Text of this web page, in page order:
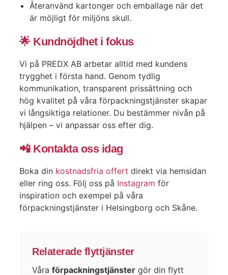
Återanvänd kartonger och emballage när det
är möjligt för miljöns skull.
🌟 Kundnöjdhet i fokus
Vi på PREDX AB arbetar alltid med kundens
trygghet i första hand. Genom tydlig
kommunikation, transparent prissättning och
hög kvalitet på våra förpackningstjänster skapar
vi långsiktiga relationer. Du bestämmer nivån på
hjälpen – vi anpassar oss efter dig.
📲 Kontakta oss idag
Boka din kostnadsfria offert direkt via hemsidan
eller ring oss. Följ oss på Instagram för
inspiration och exempel på våra
förpackningstjänster i Helsingborg och Skåne.
Relaterade flyttjänster
Våra förpackningstjänster gör din flytt